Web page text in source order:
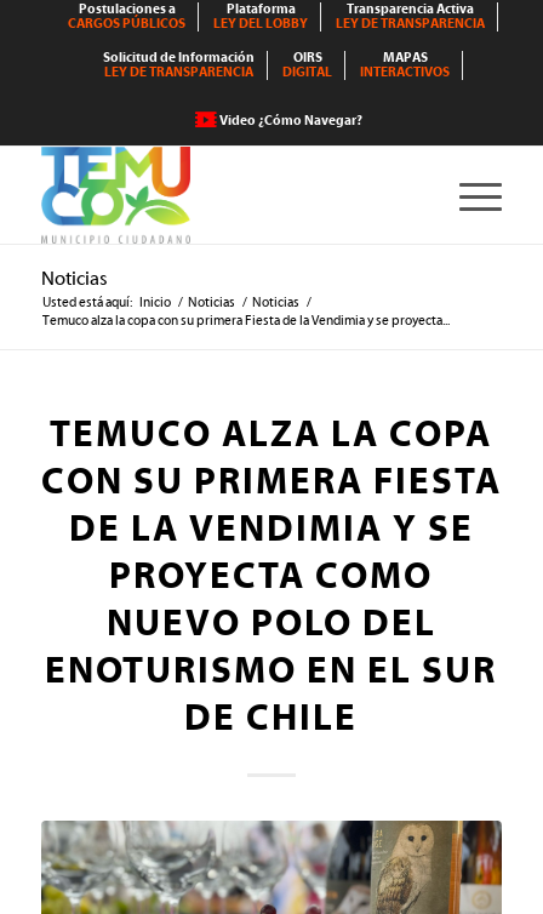
Postulaciones a
CARGOS PÚBLICOS
Plataforma
LEY DEL LOBBY
Transparencia Activa
LEY DE TRANSPARENCIA
Solicitud de Información
LEY DE TRANSPARENCIA
OIRS
DIGITAL
MAPAS
INTERACTIVOS
Video ¿Cómo Navegar?
Noticias
Usted está aquí: Inicio / Noticias / Noticias /
Temuco alza la copa con su primera Fiesta de la Vendimia y se proyecta...
TEMUCO ALZA LA COPA
CON SU PRIMERA FIESTA
DE LA VENDIMIA Y SE
PROYECTA COMO
NUEVO POLO DEL
ENOTURISMO EN EL SUR
DE CHILE